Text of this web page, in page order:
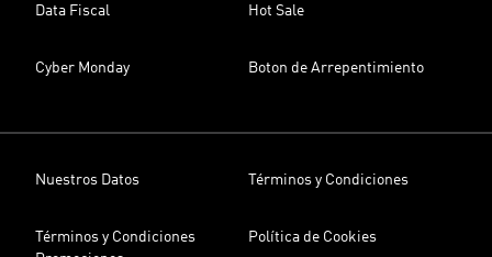
Data Fiscal Hot Sale
Cyber Monday Boton de Arrepentimiento
Nuestros Datos Términos y Condiciones
Términos y Condiciones
Política de Cookies